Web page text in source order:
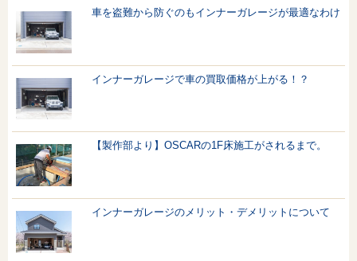
車を盗難から防ぐのもインナーガレージが最適なわけ
インナーガレージで車の買取価格が上がる！？
【製作部より】OSCARの1F床施工がされるまで。
インナーガレージのメリット・デメリットについて